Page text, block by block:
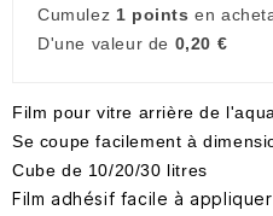
Cumulez 1 points en
D'une valeur de 0,20 €
Film pour vitre arrière de
Se coupe facilement à
Cube de 10/20/30 litres
Film adhésif facile à